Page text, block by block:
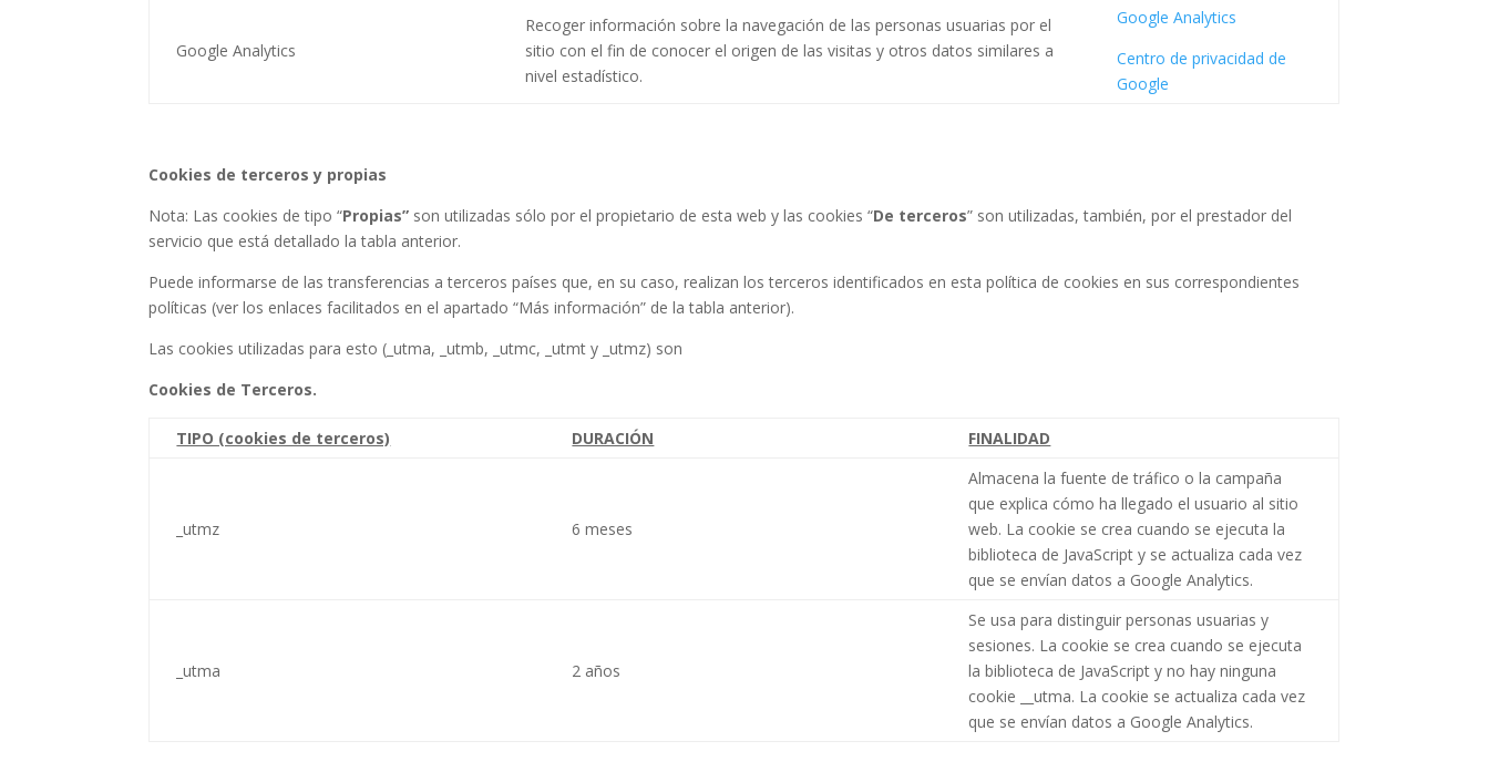
Google Analytics
Recoger información sobre la navegación de las personas usuarias por el
sitio con el fin de conocer el origen de las visitas y otros datos similares a
nivel estadístico.
Google Analytics
Centro de privacidad de
Google
Cookies de terceros y propias
Nota: Las cookies de tipo “Propias” son utilizadas sólo por el propietario de esta web y las cookies “De terceros” son utilizadas, también, por el prestador del
servicio que está detallado la tabla anterior.
Puede informarse de las transferencias a terceros países que, en su caso, realizan los terceros identificados en esta política de cookies en sus correspondientes
políticas (ver los enlaces facilitados en el apartado “Más información” de la tabla anterior).
Las cookies utilizadas para esto (_utma, _utmb, _utmc, _utmt y _utmz) son
Cookies de Terceros.
TIPO (cookies de terceros) DURACIÓN FINALIDAD
_utmz 6 meses
Almacena la fuente de tráfico o la campaña
que explica cómo ha llegado el usuario al sitio
web. La cookie se crea cuando se ejecuta la
biblioteca de JavaScript y se actualiza cada vez
que se envían datos a Google Analytics.
_utma 2 años
Se usa para distinguir personas usuarias y
sesiones. La cookie se crea cuando se ejecuta
la biblioteca de JavaScript y no hay ninguna
cookie __utma. La cookie se actualiza cada vez
que se envían datos a Google Analytics.